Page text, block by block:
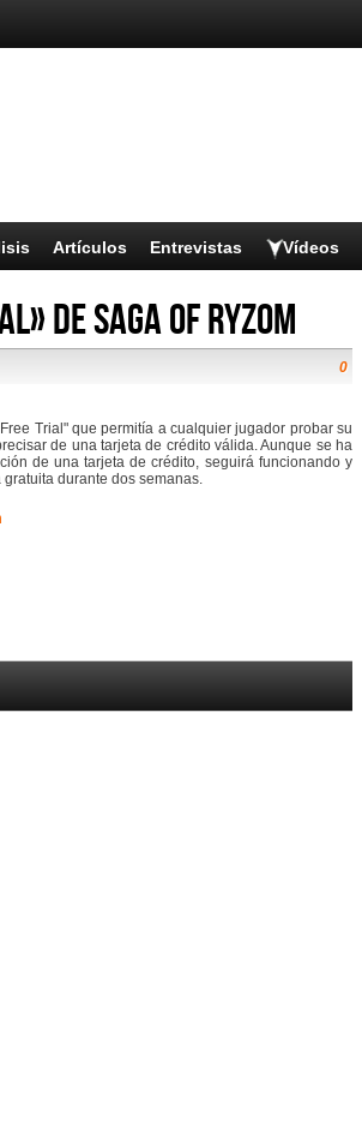
Artículos Entrevistas Vídeos
de Saga of Ryzom
0
Trial" que permitía a cualquier jugador probar su
de una tarjeta de crédito válida. Aunque se ha
de una tarjeta de crédito, seguirá funcionando y
durante dos semanas.